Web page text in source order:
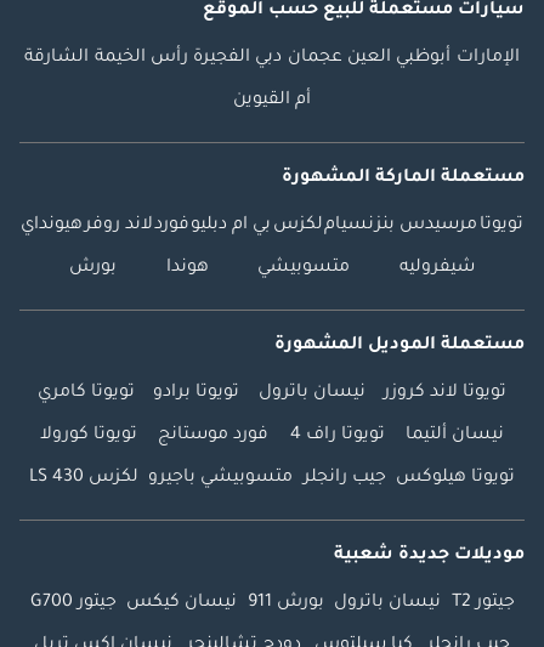
سيارات مستعملة للبيع حسب الموقع
الإمارات أبوظبي العين عجمان دبي الفجيرة رأس الخيمة الشارقة
أم القيوين
مستعملة الماركة المشهورة
تويوتا مرسيدس بنزنسياملكزس بي ام دبليوفوردلاند روفرهيونداي
شيفروليه متسوبيشي هوندا بورش
مستعملة الموديل المشهورة
تويوتا لاند كروزر نيسان باترول تويوتا برادو تويوتا كامري
نيسان ألتيما تويوتا راف 4 فورد موستانج تويوتا كورولا
تويوتا هيلوكس جيب رانجلر متسوبيشي باجيرو لكزس LS 430
موديلات جديدة شعبية
جيتور T2 نيسان باترول بورش 911 نيسان كيكس جيتور G700